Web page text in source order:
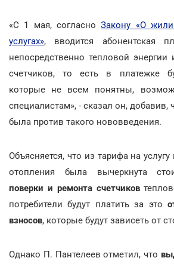
«С 1 мая, согласноЗакону «О
услугах», вводится абонентская
непосредственно тепловой
счетчиков, то есть в платежке
которые не всем понятны,
специалистам», - сказал он, добавив,
была против такого нововведения.
Объясняется, что из тарифа на
отопления была вычеркнута
поверки и ремонта счетчиков
потребители будут платить за это
взносов, которые будут зависеть от
Однако П. Пантелеев отметил, что